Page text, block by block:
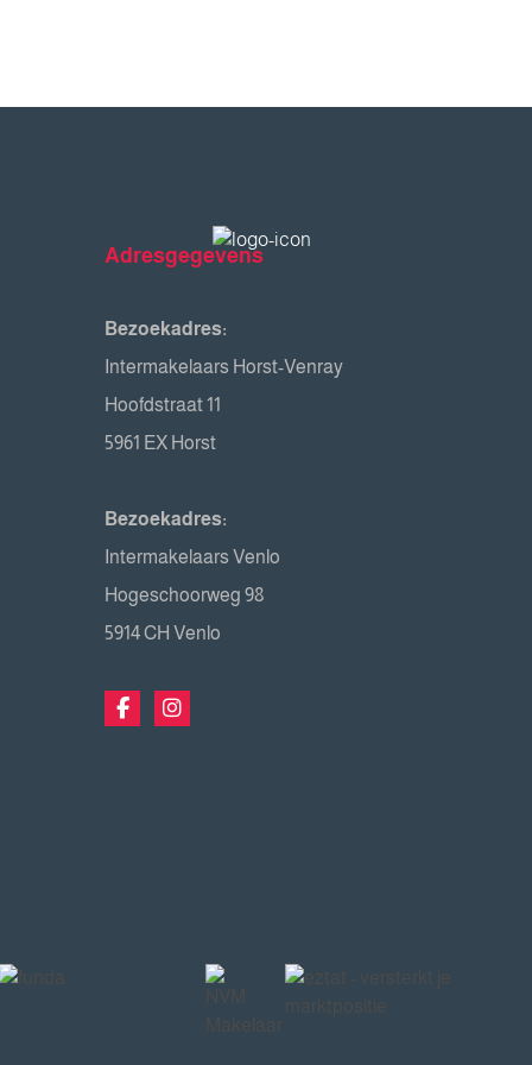
Adresgegevens
Bezoekadres:
Intermakelaars Horst-Venray
Hoofdstraat 11
5961 EX Horst
Bezoekadres:
Intermakelaars Venlo
Hogeschoorweg 98
5914 CH Venlo